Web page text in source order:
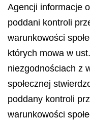
Agencji informacje
poddani kontroli
warunkowości
których mowa w
niezgodnościach z
społecznej
poddany kontroli
warunkowości